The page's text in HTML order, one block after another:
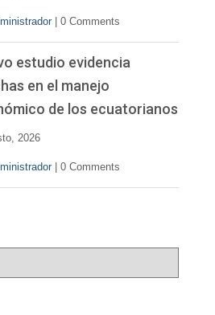
0 Comments
estudio evidencia
en el manejo
de los ecuatorianos
2026
0 Comments